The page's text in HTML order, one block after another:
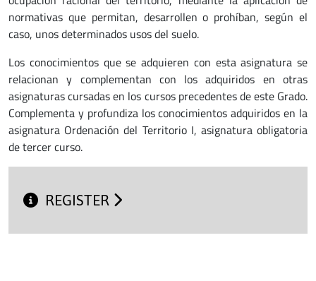
normativas que permitan, desarrollen o prohíban, según el
caso, unos determinados usos del suelo.
Los conocimientos que se adquieren con esta asignatura se
relacionan y complementan con los adquiridos en otras
asignaturas cursadas en los cursos precedentes de este Grado.
Complementa y profundiza los conocimientos adquiridos en la
asignatura Ordenación del Territorio I, asignatura obligatoria
de tercer curso.
REGISTER